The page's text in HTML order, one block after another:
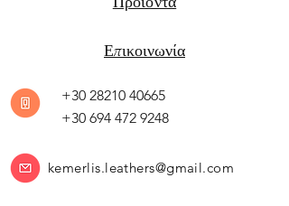
Επικοινωνία
+30 28210 40665
+30 694 472 9248
kemerlis.leathers@gmail.com